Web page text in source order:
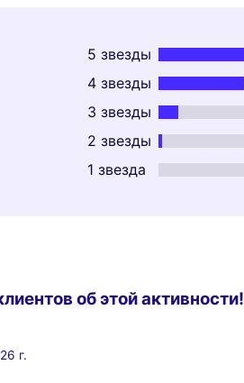
5 звезды
4 звезды
3 звезды
2 звезды
1 звезда
об этой активности!
г.